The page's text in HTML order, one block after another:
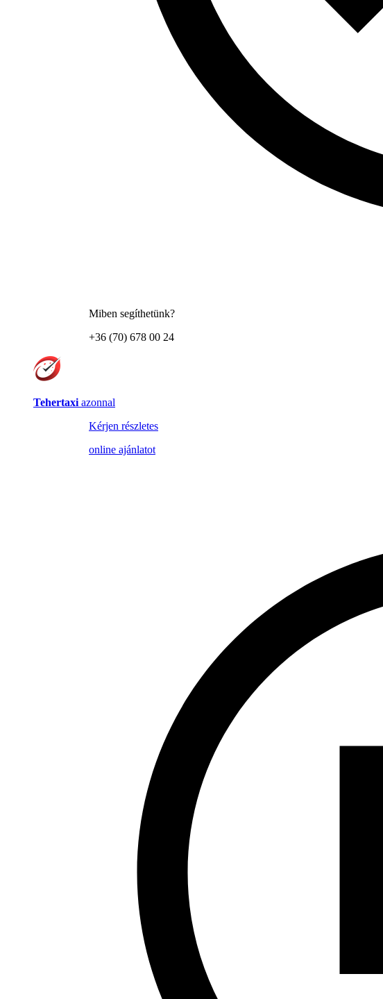
Miben segíthetünk?
+36 (70) 678 00 24
Tehertaxi azonnal
Kérjen részletes
online ajánlatot